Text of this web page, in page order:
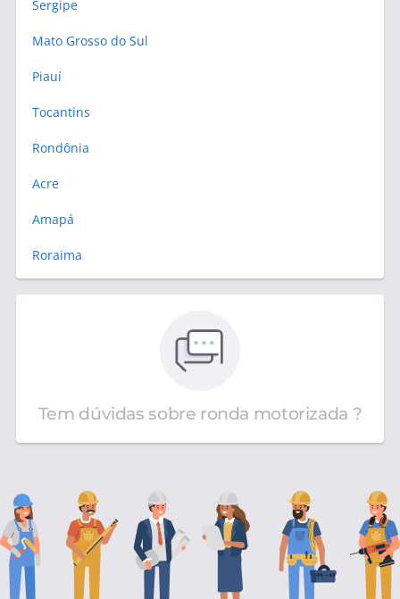
Sergipe
Mato Grosso do Sul
Piauí
Tocantins
Rondônia
Acre
Amapá
Roraima
Tem dúvidas sobre ronda motorizada ?